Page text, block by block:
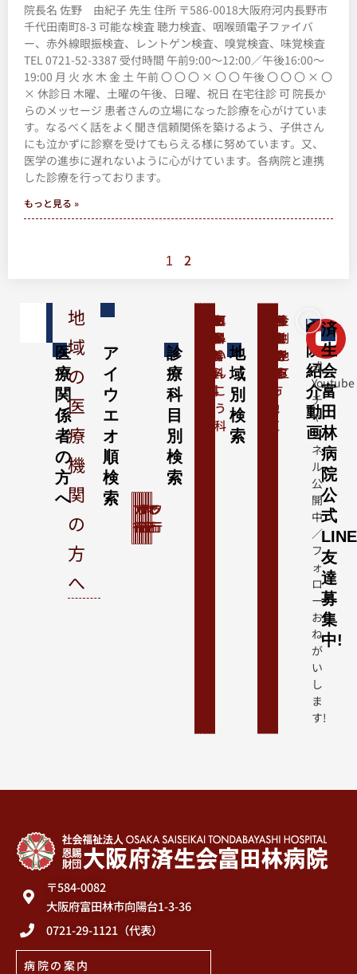
院長名 佐野 由紀子 先生 住所 〒586-0018大阪府河内長野市
千代田南町8-3 可能な検査 聴力検査、咽喉頭電子ファイバ
ー、赤外線眼振検査、レントゲン検査、嗅覚検査、味覚検査
TEL 0721-52-3387 受付時間 午前9:00～12:00／午後16:00～
19:00 月 火 水 木 金 土 午前 〇 〇 〇 × 〇 〇 午後 〇 〇 〇 × 〇
× 休診日 木曜、土曜の午後、日曜、祝日 在宅往診 可 院長か
らのメッセージ 患者さんの立場になった診療を心がけていま
す。なるべく話をよく聞き信頼関係を築けるよう、子供さん
にも泣かずに診察を受けてもらえる様に努めています。又、
医学の進歩に遅れないように心がけています。各病院と連携
した診療を行っております。
もっと見る »
1 2
医
療
関
係
者
の
方
へ
地
域
の
医
療
機
関
の
方
へ
ア
イ
ウ
エ
オ
順
検
索
ア
行
カ
行
サ
行
タ
行
ナ
行
ハ
行
マ
行
ヤ
行
ラ
行
ワ
行
診
療
科
目
別
検
索
小
児
科
神
経
内
科
脳
神
経
外
科
精
神
神
経
科
産
科
婦
人
科
皮
膚
科
泌
尿
器
科
眼
科
耳
鼻
い
ん
こ
う
科
地
域
別
検
索
奈
良
県
生
駒
市
富
田
林
中
央
地
区
川
西
地
区
河
内
長
野
市
河
南
地
区
羽
曳
野
市
藤
井
寺
市
金
剛
地
区
病
院
紹
介
動
画
＼
公
式
Youtube
チ
ャ
ン
ネ
ル
公
開
中
／
フ
ォ
ロ
ー
お
ね
が
い
し
ま
す!
済
生
会
富
田
林
病
院
公
式
LINE
友
達
募
集
中!
〒584-0082
大阪府富田林市向陽台1-3-36
0721-29-1121（代表）
病院の案内